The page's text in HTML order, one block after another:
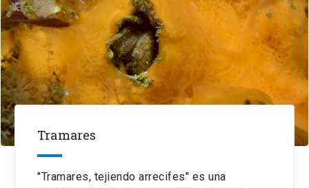
Tramares
"Tramares, tejiendo arrecifes" es una